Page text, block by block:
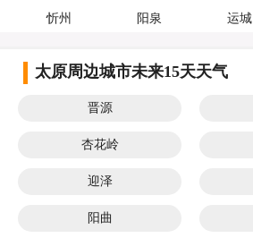
忻州
阳泉 运城
太原周边城市未来15天天气
晋源
杏花岭
迎泽
阳曲